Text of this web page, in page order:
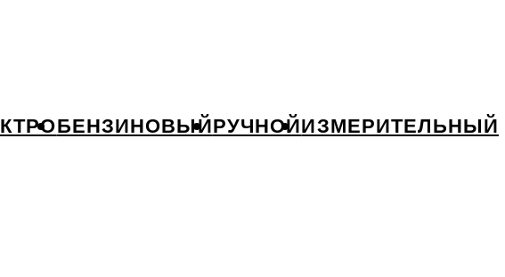
БЕНЗИНОВЫЙРУЧНОЙИЗМЕРИТЕЛЬНЫЙ